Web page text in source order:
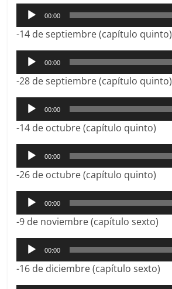
Reproductor
de
audio
00:00
-14 de septiembre (capítulo quinto)
Reproductor
de
audio
00:00
-28 de septiembre (capítulo quinto)
Reproductor
de
audio
00:00
-14 de octubre (capítulo quinto)
Reproductor
de
audio
00:00
-26 de octubre (capítulo quinto)
Reproductor
de
audio
00:00
-9 de noviembre (capítulo sexto)
Reproductor
de
audio
00:00
-16 de diciembre (capítulo sexto)